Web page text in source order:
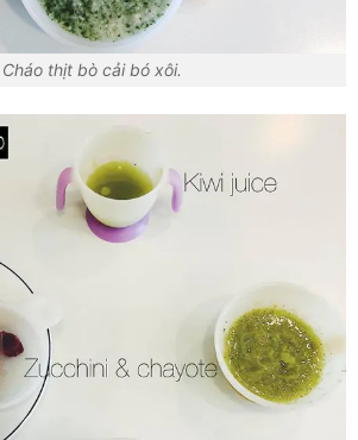
Cháo thịt bò cải bó xôi.